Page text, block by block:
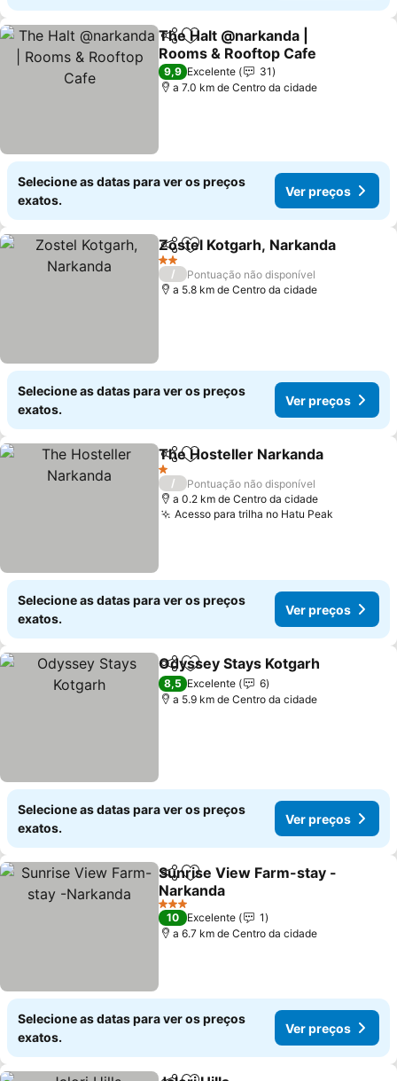
PartilharAdicionar aos favoritos
The Halt @narkanda |
Rooms & Rooftop Cafe
9,9 Excelente
31
a 7.0 km de Centro da cidade
Selecione as datas para ver os preços
exatos.
Ver preços
PartilharAdicionar aos favoritos
Zostel Kotgarh, Narkanda
2 Estrelas
/
Pontuação não disponível
a 5.8 km de Centro da cidade
Selecione as datas para ver os preços
exatos.
Ver preços
PartilharAdicionar aos favoritos
The Hosteller Narkanda
1 Estrelas
/
Pontuação não disponível
a 0.2 km de Centro da cidade
Acesso para trilha no Hatu Peak
Selecione as datas para ver os preços
exatos.
Ver preços
PartilharAdicionar aos favoritos
Odyssey Stays Kotgarh
8,5 Excelente
6
a 5.9 km de Centro da cidade
Selecione as datas para ver os preços
exatos.
Ver preços
PartilharAdicionar aos favoritos
Sunrise View Farm-stay -
Narkanda
3 Estrelas
10 Excelente
1
a 6.7 km de Centro da cidade
Selecione as datas para ver os preços
exatos.
Ver preços